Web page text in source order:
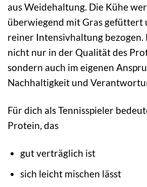
aus Weidehaltung. Die Kühe
überwiegend mit Gras gefüttert
reiner Intensivhaltung bezogen.
nicht nur in der Qualität des
sondern auch im eigenen
Nachhaltigkeit und
Für dich als Tennisspieler
Protein, das
gut verträglich ist
sich leicht mischen lässt